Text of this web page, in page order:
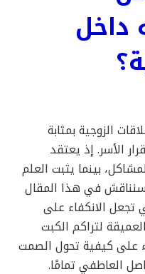
داخل
الزوجية بمثابة
الأسر. إذ يعتقد
بينما يثبت العلم
سنناقش في هذا المقال
تجعل الانكفاء على
لتراكم الكبت
على كيفية تحول الصمت
العاطفي تمامًا.